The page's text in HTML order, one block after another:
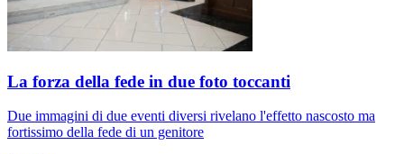
La forza della fede in due foto toccanti
Due immagini di due eventi diversi rivelano l'effetto nascosto ma
fortissimo della fede di un genitore